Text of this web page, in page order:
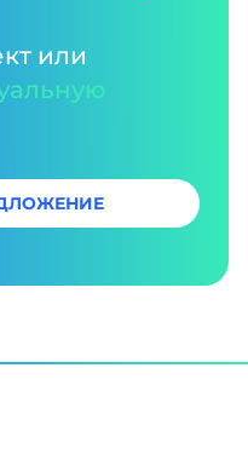
или